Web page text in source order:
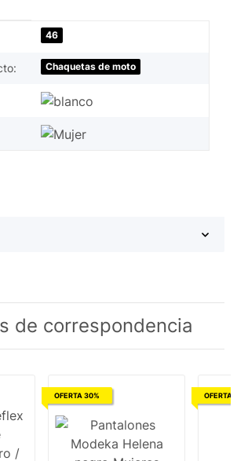
46
Chaquetas de moto
de correspondencia
OFERTA 30% OFERTA